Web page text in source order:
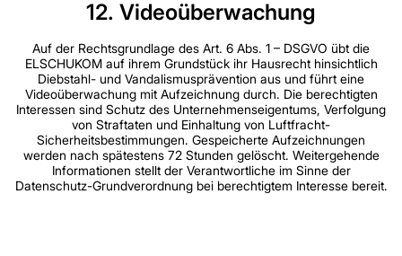
12. Videoüberwachung
Auf der Rechtsgrundlage des Art. 6 Abs. 1 – DSGVO übt die
ELSCHUKOM auf ihrem Grundstück ihr Hausrecht hinsichtlich
Diebstahl- und Vandalismusprävention aus und führt eine
Videoüberwachung mit Aufzeichnung durch. Die berechtigten
Interessen sind Schutz des Unternehmenseigentums, Verfolgung
von Straftaten und Einhaltung von Luftfracht-
Sicherheitsbestimmungen. Gespeicherte Aufzeichnungen
werden nach spätestens 72 Stunden gelöscht. Weitergehende
Informationen stellt der Verantwortliche im Sinne der
Datenschutz-Grundverordnung bei berechtigtem Interesse bereit.